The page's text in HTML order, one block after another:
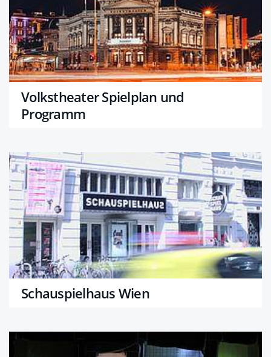
Volkstheater Spielplan und
Programm
Schauspielhaus Wien